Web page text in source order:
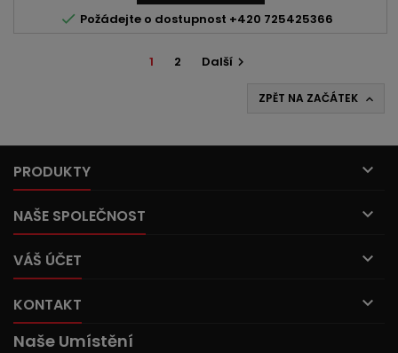
 Požádejte o dostupnost +420 725425366
1 2 Další 
ZPĚT NA ZAČÁTEK 
PRODUKTY 
NAŠE SPOLEČNOST 
VÁŠ ÚČET 
KONTAKT 
Naše Umístění